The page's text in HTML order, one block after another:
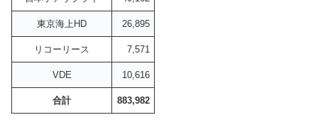
東京海上HD 26,895
リコーリース 7,571
VDE 10,616
合計 883,982